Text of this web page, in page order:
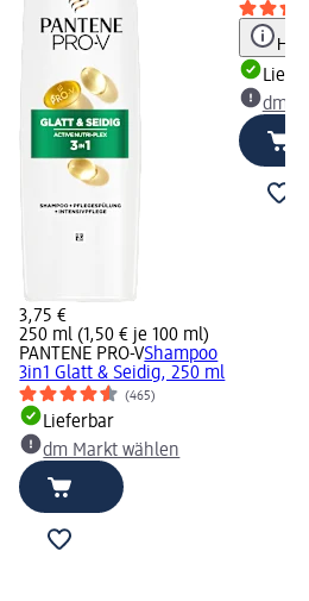
3,75 €
250 ml (1,50 € je 100 ml)
PANTENE PRO-VShampoo
3in1 Glatt & Seidig, 250 ml
(465)
Lieferbar
dm Markt wählen
dm